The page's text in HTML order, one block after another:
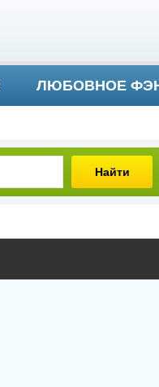
ЛЮБОВНОЕ
Найти